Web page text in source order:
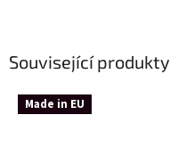
Související produkty
Made in EU